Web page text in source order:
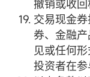
撤销或收回
交易现金
券、金融
见或任何
投资者在参